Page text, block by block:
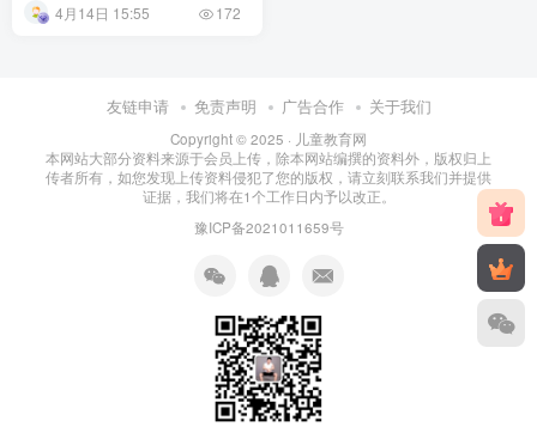
4月14日 15:55 172
友链申请 免责声明 广告合作 关于我们
Copyright © 2025 · 儿童教育网
本网站大部分资料来源于会员上传，除本网站编撰的资料外，版权归上
传者所有，如您发现上传资料侵犯了您的版权，请立刻联系我们并提供
证据，我们将在1个工作日内予以改正。
豫ICP备2021011659号